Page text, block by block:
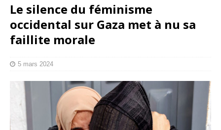
Le silence du féminisme
occidental sur Gaza met à nu sa
faillite morale
5 mars 2024